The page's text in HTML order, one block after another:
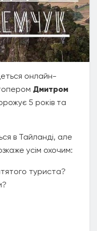
онлайн-
Дмитром
5 років та
в Тайланді, але
усім охочим:
туриста?